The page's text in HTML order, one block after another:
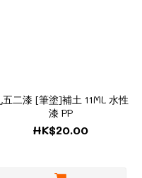
五二漆 [筆塗]補土 11ML 水性
漆 PP
HK$20.00